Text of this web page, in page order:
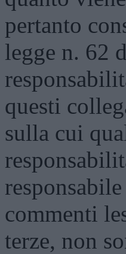
pertanto
legge n. 62
questi
sulla cui
commenti
terze, non